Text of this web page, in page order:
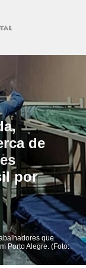
de
por
que
Porto Alegre. (Foto: